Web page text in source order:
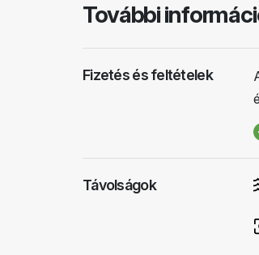
További
Fizetés és feltételek
Távolságok